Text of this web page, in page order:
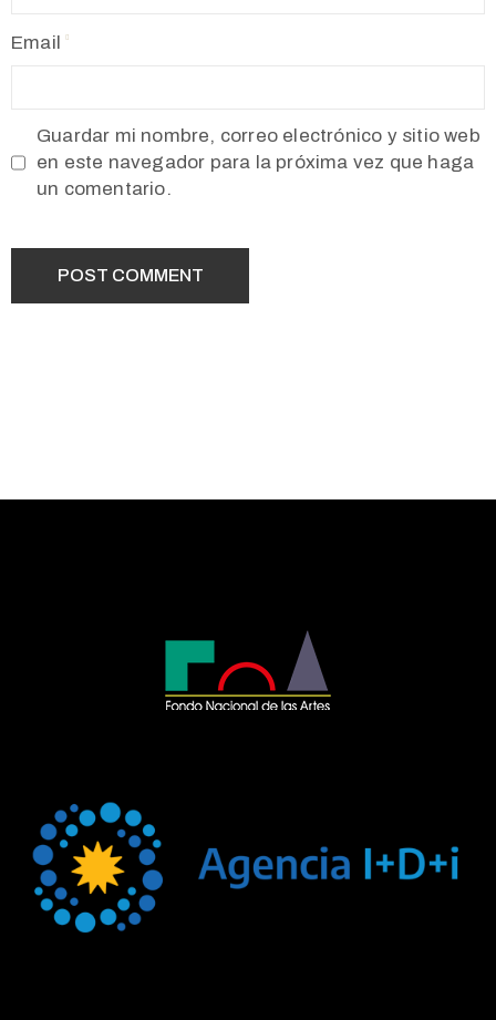
Email
Guardar mi nombre, correo electrónico y sitio web
en este navegador para la próxima vez que haga
un comentario.